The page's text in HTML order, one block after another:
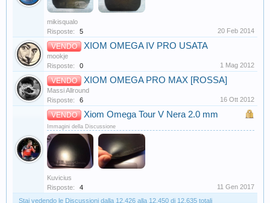
mikisqualo
Risposte:
5 20 Feb 2014
VENDO XIOM OMEGA IV PRO USATA
mookje
Risposte:
0 1 Mag 2012
VENDO XIOM OMEGA PRO MAX [ROSSA]
Massi Allround
Risposte:
6 16 Ott 2012
VENDO Xiom Omega Tour V Nera 2.0 mm
Immagini della Discussione
Kuvicius
Risposte:
4
11 Gen 2017
Stai vedendo le Discussioni dalla 12.426 alla 12.450 di 12.635 totali